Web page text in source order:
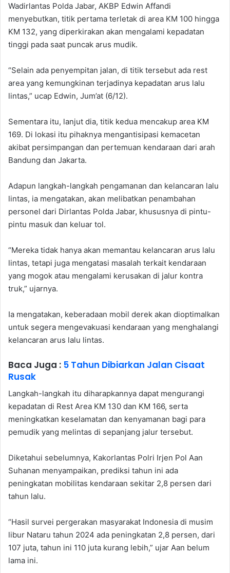
Wadirlantas Polda Jabar, AKBP Edwin Affandi
menyebutkan, titik pertama terletak di area KM 100 hingga
KM 132, yang diperkirakan akan mengalami kepadatan
tinggi pada saat puncak arus mudik.
“Selain ada penyempitan jalan, di titik tersebut ada rest
area yang kemungkinan terjadinya kepadatan arus lalu
lintas,” ucap Edwin, Jum’at (6/12).
Sementara itu, lanjut dia, titik kedua mencakup area KM
169. Di lokasi itu pihaknya mengantisipasi kemacetan
akibat persimpangan dan pertemuan kendaraan dari arah
Bandung dan Jakarta.
Adapun langkah-langkah pengamanan dan kelancaran lalu
lintas, ia mengatakan, akan melibatkan penambahan
personel dari Dirlantas Polda Jabar, khususnya di pintu-
pintu masuk dan keluar tol.
“Mereka tidak hanya akan memantau kelancaran arus lalu
lintas, tetapi juga mengatasi masalah terkait kendaraan
yang mogok atau mengalami kerusakan di jalur kontra
truk,” ujarnya.
Ia mengatakan, keberadaan mobil derek akan dioptimalkan
untuk segera mengevakuasi kendaraan yang menghalangi
kelancaran arus lalu lintas.
Baca Juga : 5 Tahun Dibiarkan Jalan Cisaat
Rusak
Langkah-langkah itu diharapkannya dapat mengurangi
kepadatan di Rest Area KM 130 dan KM 166, serta
meningkatkan keselamatan dan kenyamanan bagi para
pemudik yang melintas di sepanjang jalur tersebut.
Diketahui sebelumnya, Kakorlantas Polri Irjen Pol Aan
Suhanan menyampaikan, prediksi tahun ini ada
peningkatan mobilitas kendaraan sekitar 2,8 persen dari
tahun lalu.
“Hasil survei pergerakan masyarakat Indonesia di musim
libur Nataru tahun 2024 ada peningkatan 2,8 persen, dari
107 juta, tahun ini 110 juta kurang lebih,” ujar Aan belum
lama ini.